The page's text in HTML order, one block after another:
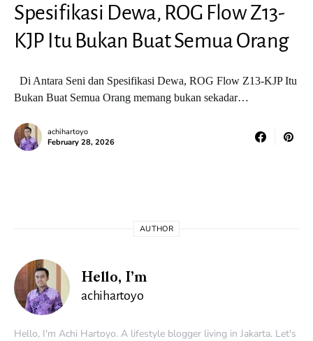
Spesifikasi Dewa, ROG Flow Z13-
KJP Itu Bukan Buat Semua Orang
Di Antara Seni dan Spesifikasi Dewa, ROG Flow Z13-KJP Itu
Bukan Buat Semua Orang memang bukan sekadar…
achihartoyo
February 28, 2026
AUTHOR
Hello, I’m
achihartoyo
Hello, I'm Achi Hartoyo. A lifestyle blogger living in Jakarta. Let's